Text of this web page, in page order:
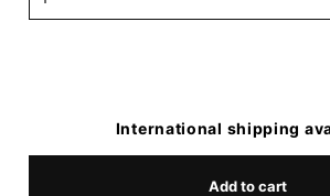
International shipping
Add to cart